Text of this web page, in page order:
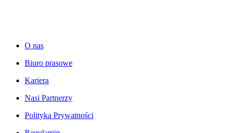
O nas
Biuro prasowe
Kariera
Nasi Partnerzy
Polityka Prywatności